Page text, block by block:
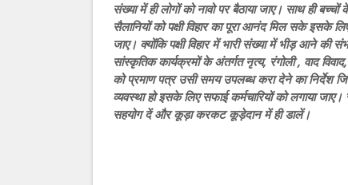
संख्या में ही लोगों को नावो पर बैठाया जाए। साथ ही
सैलानियों को पक्षी विहार का पूरा आनंद मिल सके इसके
जाए। क्योंकि पक्षी विहार में भारी संख्या में भीड़ आने की
सांस्कृतिक कार्यक्रमों के अंतर्गत नृत्य, रंगोली , वाद
को प्रमाण पत्र उसी समय उपलब्ध करा देने का निर्देश
व्यवस्था हो इसके लिए सफाई कर्मचारियों को लगाया
सहयोग दें और कूड़ा करकट कूड़ेदान में ही डालें।